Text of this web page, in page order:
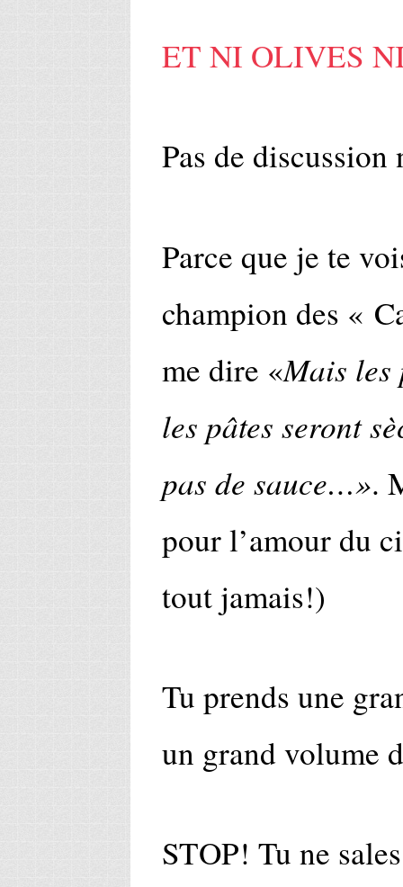
ET NI OLIVES
Pas de discussion
Parce que je te
champion des «
me dire «Mais
les pâtes seront
pas de sauce…».
pour l’amour du
tout jamais!)
Tu prends une
un grand volume
STOP! Tu ne